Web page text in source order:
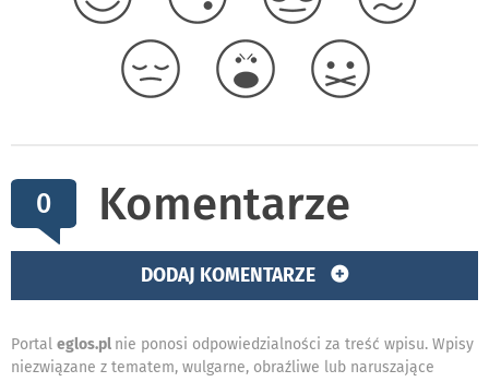
0 Komentarze
DODAJ KOMENTARZE
Portal eglos.pl nie ponosi odpowiedzialności za treść wpisu. Wpisy
niezwiązane z tematem, wulgarne, obraźliwe lub naruszające